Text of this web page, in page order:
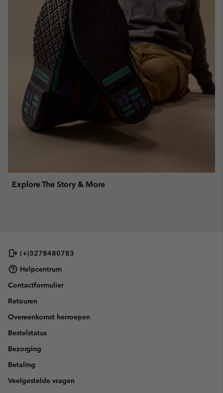
Explore The Story & More
(+)3278480783
Helpcentrum
Contactformulier
Retouren
Overeenkomst herroepen
Bestelstatus
Bezorging
Betaling
Veelgestelde vragen